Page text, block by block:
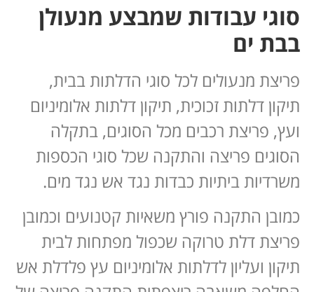
סוגי עבודות שמבצע מנעולן
בבת ים
פריצת מנעולים לכל סוגי הדלתות בבית,
תיקון דלתות זכוכית, תיקון דלתות אלומיניום
ועץ, פריצת רכבים מכל הסוגים, בתקלה
הסוגים פריצה והתקנה שכל סוגי הכספות
משרדיות ביתיות כבדות נגד אש נגד מים.
כמובן התקנה פורץ משאיות קטנועים וכמובן
פריצת דלת טרוקה שכפול מפתחות לבית
תיקון ועליון לדלתות אלומיניום עץ פלדלת אש